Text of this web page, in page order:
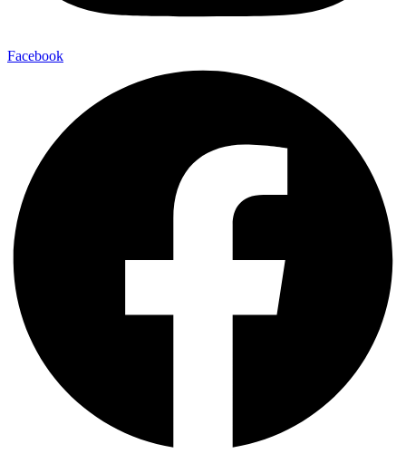
Facebook